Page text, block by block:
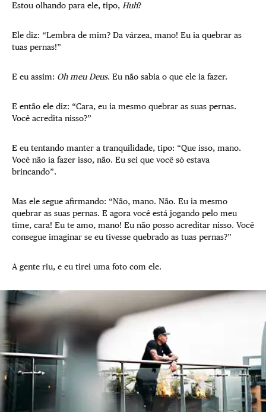
Estou olhando para ele, tipo, Huh?
Ele diz: “Lembra de mim? Da várzea, mano! Eu ia quebrar as
tuas pernas!”
E eu assim: Oh meu Deus. Eu não sabia o que ele ia fazer.
E então ele diz: “Cara, eu ia mesmo quebrar as suas pernas.
Você acredita nisso?”
E eu tentando manter a tranquilidade, tipo: “Que isso, mano.
Você não ia fazer isso, não. Eu sei que você só estava
brincando”.
Mas ele segue afirmando: “Não, mano. Não. Eu ia mesmo
quebrar as suas pernas. E agora você está jogando pelo meu
time, cara! Eu te amo, mano! Eu não posso acreditar nisso. Você
consegue imaginar se eu tivesse quebrado as tuas pernas?”
A gente riu, e eu tirei uma foto com ele.